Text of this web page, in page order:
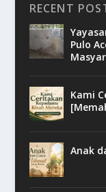
RECENT
Pulo
Kami
Anak